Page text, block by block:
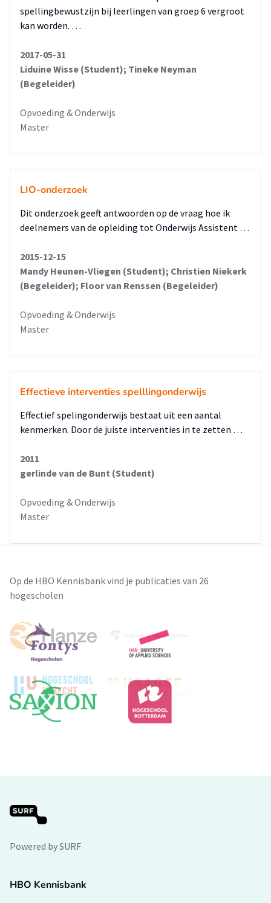
Nieuw' wordt door de leerlingen als positief ervaren. Zowel
werkbaarheid (een goede uitleg van de opdrachten) als
door de leerlingen.
spellingbewustzijn bij leerlingen van groep 6 vergroot
kan worden. …
2017-05-31
Liduine Wisse (Student); Tineke Neyman
(Begeleider)
Opvoeding & Onderwijs
Master
LIO-onderzoek
Dit onderzoek geeft antwoorden op de vraag hoe ik
deelnemers van de opleiding tot Onderwijs Assistent …
2015-12-15
Mandy Heunen-Vliegen (Student); Christien Niekerk
(Begeleider); Floor van Renssen (Begeleider)
Opvoeding & Onderwijs
Master
Effectieve interventies spelllingonderwijs
Effectief spelingonderwijs bestaat uit een aantal
kenmerken. Door de juiste interventies in te zetten …
2011
gerlinde van de Bunt (Student)
Opvoeding & Onderwijs
Master
Op de HBO Kennisbank vind je publicaties van 26
hogescholen
Powered by SURF
HBO Kennisbank